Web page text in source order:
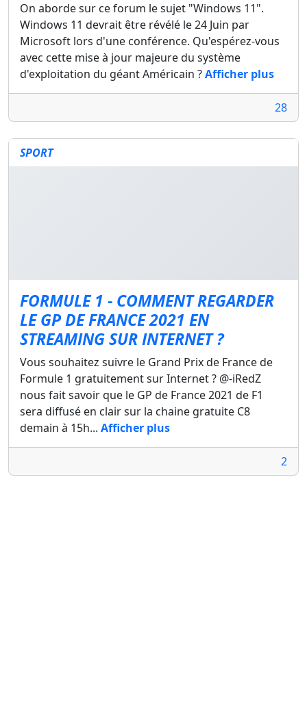
On aborde sur ce forum le sujet "Windows 11".
Windows 11 devrait être révélé le 24 Juin par
Microsoft lors d'une conférence. Qu'espérez-vous
avec cette mise à jour majeure du système
d'exploitation du géant Américain ?Afficher plus
28
SPORT
FORMULE 1 - COMMENT REGARDER
LE GP DE FRANCE 2021 EN
STREAMING SUR INTERNET ?
Vous souhaitez suivre le Grand Prix de France de
Formule 1 gratuitement sur Internet ? @-iRedZ
nous fait savoir que le GP de France 2021 de F1
sera diffusé en clair sur la chaine gratuite C8
demain à 15h... Afficher plus
2